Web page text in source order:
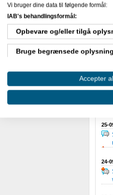
25-
26-
25-
24-
Vi bruger dine data til følgende formål:
IAB's behandlingsformål:
Opbevare og/eller tilgå
Bruge begrænsede
Oprette profiler til tilpasset
Bruge profiler til at vælge
Bruge profiler til at vælge
Accepter